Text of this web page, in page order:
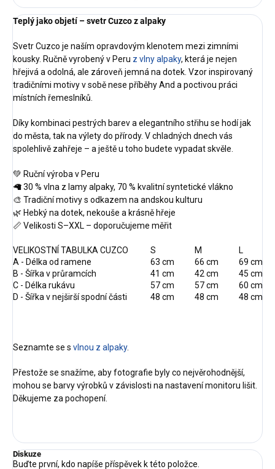
Teplý jako objetí – svetr Cuzco z alpaky
Svetr Cuzco je naším opravdovým klenotem mezi zimními
kousky. Ručně vyrobený v Peru z vlny alpaky, která je nejen
hřejivá a odolná, ale zároveň jemná na dotek. Vzor inspirovaný
tradičními motivy v sobě nese příběhy And a poctivou práci
místních řemeslníků.
Díky kombinaci pestrých barev a elegantního střihu se hodí jak
do města, tak na výlety do přírody. V chladných dnech vás
spolehlivě zahřeje – a ještě u toho budete vypadat skvěle.
💚 Ruční výroba v Peru
🦙 30 % vlna z lamy alpaky, 70 % kvalitní syntetické vlákno
🎨 Tradiční motivy s odkazem na andskou kulturu
🌿 Hebký na dotek, nekouše a krásně hřeje
📏 Velikosti S–XXL – doporučujeme měřit
VELIKOSTNÍ TABULKA CUZCO S M
L
A - Délka od ramene
63 cm 66 cm
69 cm
B - Šířka v průramcích
41 cm 42 cm
45 cm
C - Délka rukávu
57 cm 57 cm
60 cm
D - Šířka v nejširší spodní části
48 cm 48 cm 48 cm
Seznamte se s vlnou z alpaky.
Přestože se snažíme, aby fotografie byly co nejvěrohodnější,
mohou se barvy výrobků v závislosti na nastavení monitoru lišit.
Děkujeme za pochopení.
Diskuze
Buďte první, kdo napíše příspěvek k této položce.